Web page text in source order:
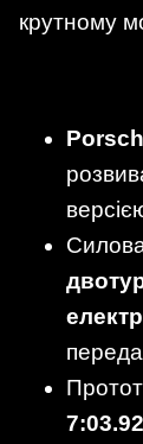
крутному
7:03.92